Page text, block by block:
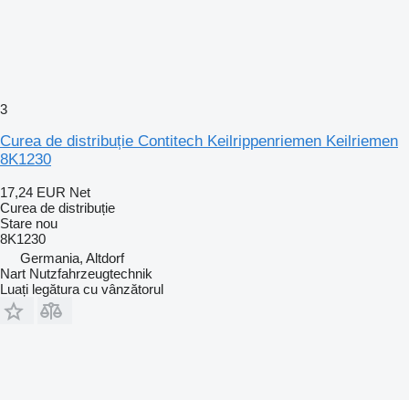
3
Curea de distribuție Contitech Keilrippenriemen Keilriemen
8K1230
17,24 EUR Net
Curea de distribuție
Stare nou
8K1230
Germania, Altdorf
Nart Nutzfahrzeugtechnik
Luați legătura cu vânzătorul